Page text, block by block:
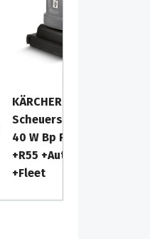
KÄRCHER
Scheuersaugmaschine B
40 W Bp Pack (105 Ah)
+R55 +Auto-Fill +TSS
+Fleet